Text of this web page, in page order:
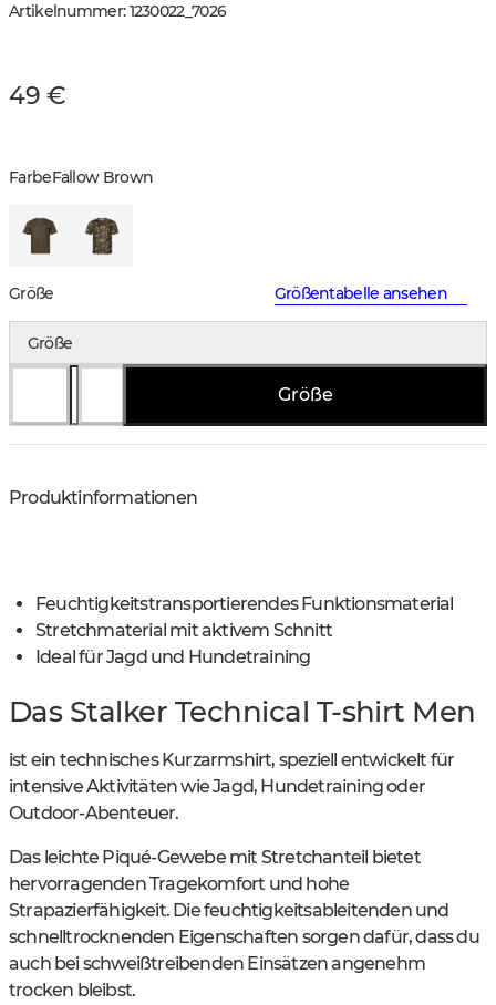
Artikelnummer:1230022_ 7026
49 €
FarbeFallow Brown
Größe Größentabelle ansehen
Größe
Größe
Produktinformationen
Feuchtigkeitstransportierendes Funktionsmaterial
Stretchmaterial mit aktivem Schnitt
Ideal für Jagd und Hundetraining
Das Stalker Technical T-shirt Men
ist ein technisches Kurzarmshirt, speziell entwickelt für
intensive Aktivitäten wie Jagd, Hundetraining oder
Outdoor-Abenteuer.
Das leichte Piqué-Gewebe mit Stretchanteil bietet
hervorragenden Tragekomfort und hohe
Strapazierfähigkeit. Die feuchtigkeitsableitenden und
schnelltrocknenden Eigenschaften sorgen dafür, dass du
auch bei schweißtreibenden Einsätzen angenehm
trocken bleibst.